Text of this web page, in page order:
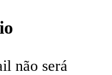
não será